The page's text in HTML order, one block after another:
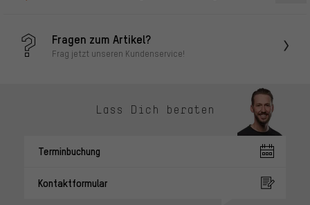
Fragen zum Artikel?
Frag jetzt unseren Kundenservice!
Lass Dich beraten
Terminbuchung
Kontaktformular